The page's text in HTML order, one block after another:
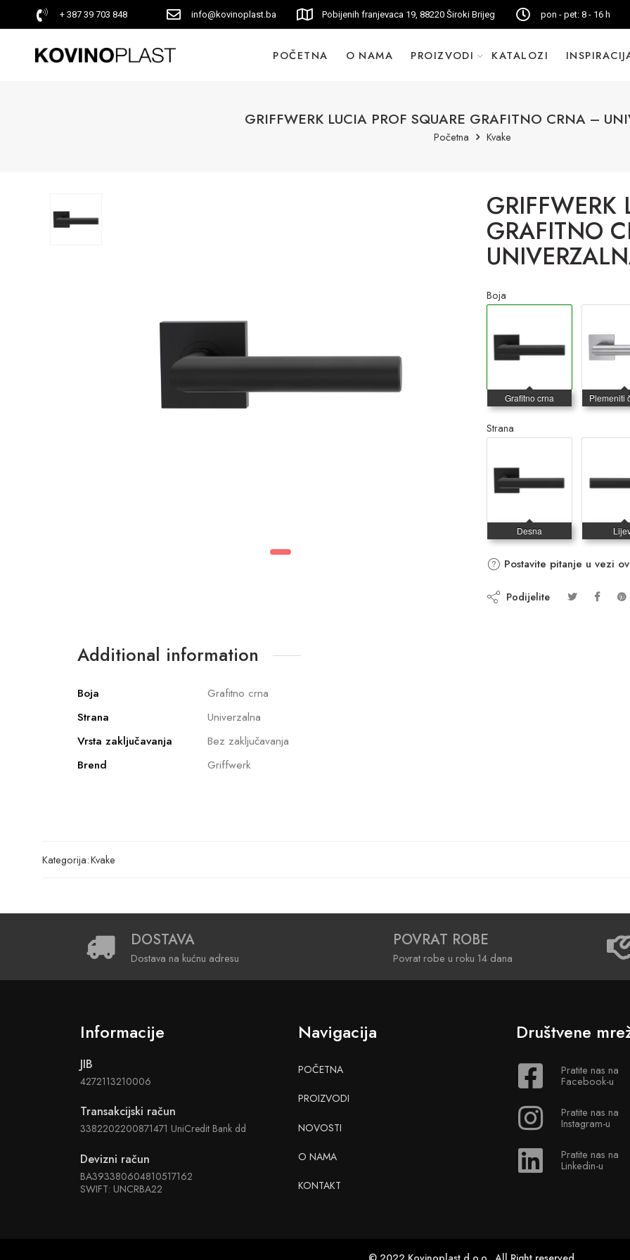
+ 387 39 703 848 info@kovinoplast.ba Pobijenih franjevaca 19, 88220 Široki Brijeg pon - pet: 8 - 16 h
POČETNA O NAMA PROIZVODI KATALOZI
GRIFFWERK LUCIA PROF SQUARE GRAFITNO CRNA –
Početna Kvake
GRIFFWERK
GRAFITNO
Boja
Strana
Postavite pitanje u vezi
Podijelite
Additional information
Boja
Grafitno crna
Strana
Univerzalna
Vrsta zaključavanja
Bez zaključavanja
Brend
Griffwerk
Kategorija:Kvake
DOSTAVA
Dostava na kućnu adresu
POVRAT ROBE
Povrat robe u roku 14 dana
Informacije
JIB
4272113210006
Transakcijski račun
3382202200871471 UniCredit Bank dd
Devizni račun
BA393380604810517162
SWIFT: UNCRBA22
Navigacija
POČETNA
PROIZVODI
NOVOSTI
O NAMA
KONTAKT
Društvene
Pratite nas na
Facebook-u
Pratite nas na
Instagram-u
Pratite nas na
Linkedin-u